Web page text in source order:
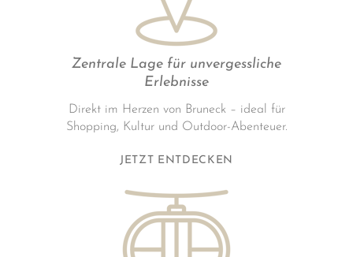
Zentrale Lage für unvergessliche
Erlebnisse
Direkt im Herzen von Bruneck – ideal für
Shopping, Kultur und Outdoor-Abenteuer.
JETZT ENTDECKEN